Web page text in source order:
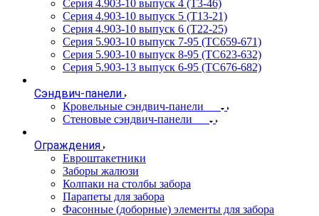
Серия 4.903-10 выпуск 4 (Т3-46)
Серия 4.903-10 выпуск 5 (Т13-21)
Серия 4.903-10 выпуск 6 (Т22-25)
Серия 5.903-10 выпуск 7-95 (ТС659-671)
Серия 5.903-10 выпуск 8-95 (ТС623-632)
Серия 5.903-13 выпуск 6-95 (ТС676-682)
Сэндвич-панели
Кровельные сэндвич-панели
Стеновые сэндвич-панели
Ограждения
Евроштакетники
Заборы жалюзи
Колпаки на столбы забора
Парапеты для забора
Фасонные (доборные) элементы для забора